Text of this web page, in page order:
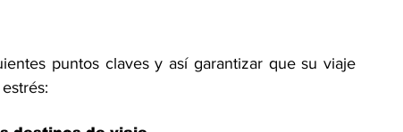
puntos claves y así garantizar que su viaje